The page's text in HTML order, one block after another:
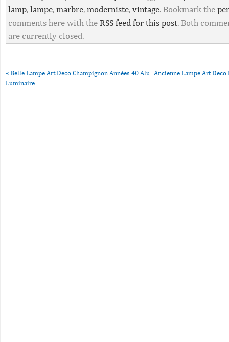
lamp, lampe, marbre, moderniste, vintage. Bookmark the
comments here with the RSS feed for this post. Both
are currently closed.
« Belle Lampe Art Deco Champignon Années 40 Alu
Luminaire
Ancienne Lampe Art Deco